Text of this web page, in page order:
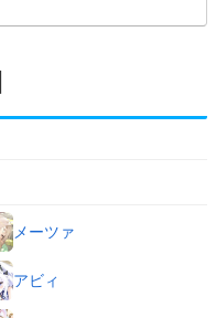
メーツァ
アビィ